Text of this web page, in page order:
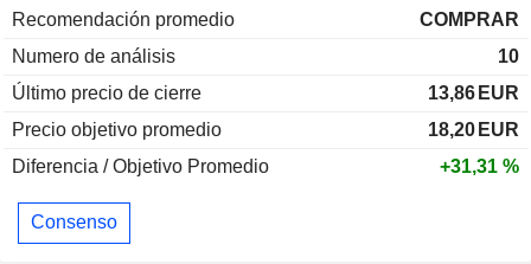
Recomendación promedio
COMPRAR
Numero de análisis
10
Último precio de cierre
13,86 EUR
Precio objetivo promedio
18,20 EUR
Diferencia / Objetivo Promedio
+31,31 %
Consenso